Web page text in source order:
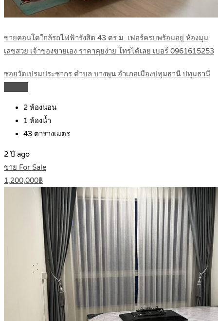
ขายคอนโดใกล้รถไฟฟ้ารังสิต 43 ตร.ม. เฟอร์ครบพร้อมอยู่ ห้องมุม
เลขสวย เจ้าของขายเอง ราคาคุยง่าย โทรได้เลย เบอร์ 0961615253
ซอยวัดเปรมประชากร ตำบล บางพูน อำเภอเมืองปทุมธานี ปทุมธานี
2 ห้องนอน
1 ห้องน้ำ
43 ตารางเมตร
2 ปี ago
ขาย For Sale
1,200,000฿